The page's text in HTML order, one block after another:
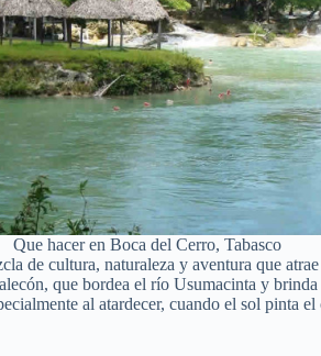
Que hacer en Boca del Cerro, Tabasco
de cultura, naturaleza y aventura que
que bordea el río Usumacinta y
al atardecer, cuando el sol pinta